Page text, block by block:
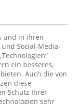
und in ihren
Social-Media-
ein besseres,
Auch die von
diese
Schutz Ihrer
sehr